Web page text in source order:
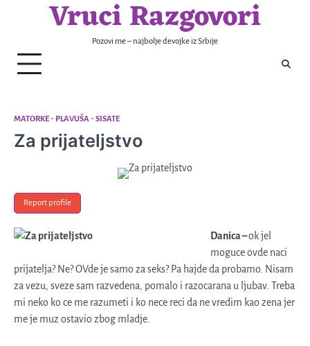
Vruci Razgovori
Pozovi me – najbolje devojke iz Srbije
MATORKE PLAVUŠA SISATE
Za prijateljstvo
Report profile
Danica –ok jel
moguce ovde naci
prijatelja? Ne? OVde je samo za seks? Pa hajde da probamo. Nisam
za vezu, sveze sam razvedena, pomalo i razocarana u ljubav. Treba
mi neko ko ce me razumeti i ko nece reci da ne vredim kao zena jer
me je muz ostavio zbog mladje.